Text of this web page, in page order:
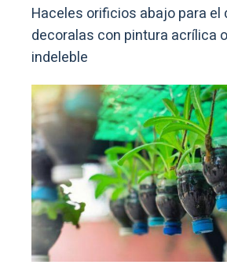
Haceles orificios abajo para el
decoralas con pintura acrílica
indeleble